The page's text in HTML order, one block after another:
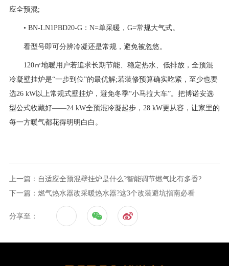
应全预混;
• BN-LN1PBD20-G：N=单采暖，G=常规大气式。
看型号即可分辨冷凝还是常规，避免被忽悠。
120㎡地暖用户若追求长期节能、稳定热水、低排放，全预混
冷凝壁挂炉是“一步到位”的最优解;若装修预算确实吃紧，至少也要
选26 kW以上常规式壁挂炉，避免冬季“小马拉大车”。把博诺安选
型公式收藏好——24 kW全预混冷凝起步，28 kW更从容，让家里的
每一方暖气都花得明明白白。
上一篇：自适应全预混壁挂炉是什么?智能调节燃气比有多香?
下一篇：燃气热水器改采暖热水器?这3个改装避坑指南必看
分享至：